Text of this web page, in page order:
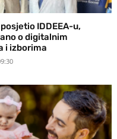
IDDEEA-u,
o digitalnim
i izborima